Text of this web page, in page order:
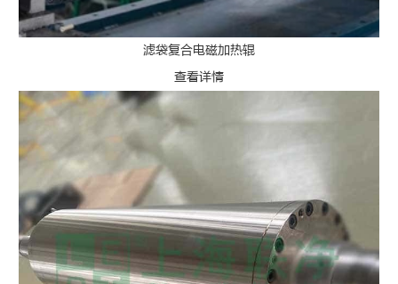
滤袋复合电磁加热辊
查看详情